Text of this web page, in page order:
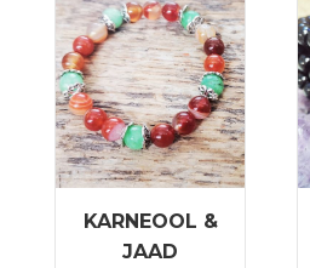
KARNEOOL &
JAAD